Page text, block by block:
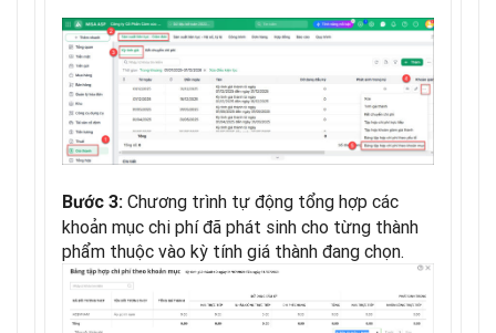
Bước 3: Chương trình tự động tổng hợp các
khoản mục chi phí đã phát sinh cho từng thành
phẩm thuộc vào kỳ tính giá thành đang chọn.